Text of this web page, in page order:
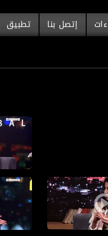
إتصل بنا تطبيق
! ستوديو
سقف التوقعات وتأثيره المباشر على